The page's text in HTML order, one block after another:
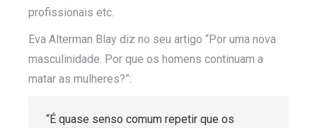
profissionais etc.
Eva Alterman Blay diz no seu artigo “Por uma nova
masculinidade. Por que os homens continuam a
matar as mulheres?”:
“É quase senso comum repetir que os